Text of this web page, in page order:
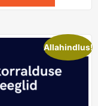
Allahindlus!